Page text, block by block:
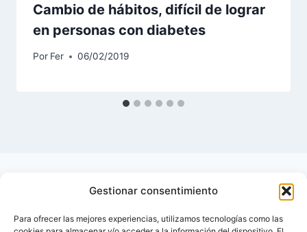
Gestionar consentimiento
Para ofrecer las mejores experiencias, utilizamos tecnologías como las
Cambio de hábitos, difícil de lograr
en personas con diabetes
Por Fer 06/02/2019